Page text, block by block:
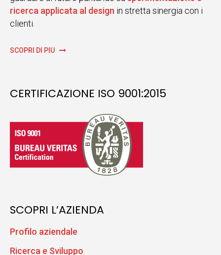
ricerca applicata al design in stretta sinergia con i
clienti.
SCOPRI DI PIÙ
CERTIFICAZIONE ISO 9001:2015
SCOPRI L’AZIENDA
Profilo aziendale
Ricerca e Sviluppo